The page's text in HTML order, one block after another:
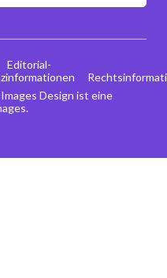
Design ist eine
Editorial-